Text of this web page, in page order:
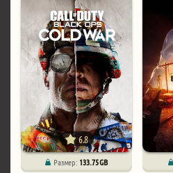
6.8
Размер: 133.75 GB